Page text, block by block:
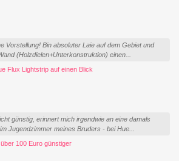
Vorstellung! Bin absoluter Laie auf dem Gebiet und
(Holzdielen+Unterkonstruktion) einen...
Flux Lightstrip auf einen Blick
günstig, erinnert mich irgendwie an eine damals
Jugendzimmer meines Bruders - bei Hue...
100 Euro günstiger